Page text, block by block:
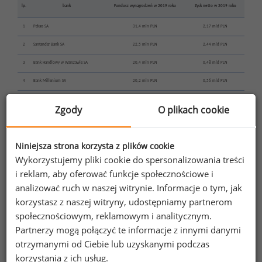
lp. bank Fundusz wynagrodzeń w 2019 roku Zysk netto w 2019 roku
1 Pekao SA 31,4 mln PLN 2,17 mld PLN
2 Santander Bank SA 22,5 mln PLN 2,44 mld PLN
3 Bank Handlowy w Warszawie SA 20,4 mln PLN 0,48 mld PLN
4 Bank Millenium SA 20,2 mln PLN 0,56 mld PLN
banków w 2019 roku”
Prezentowane powyżej informacje to tylko wybrane
dane pochodzące z pełnej wersji raportu Sedlak
Sedlak „Wynagrodzeń członków zarządów banków
w 2019 roku”. W raporcie znajdą Państwo
informacje dotyczące wynagrodzeń w zależności
Zgody O plikach cookie
Niniejsza strona korzysta z plików cookie
Wykorzystujemy pliki cookie do spersonalizowania treści
i reklam, aby oferować funkcje społecznościowe i
analizować ruch w naszej witrynie. Informacje o tym, jak
korzystasz z naszej witryny, udostępniamy partnerom
społecznościowym, reklamowym i analitycznym.
Partnerzy mogą połączyć te informacje z innymi danymi
otrzymanymi od Ciebie lub uzyskanymi podczas
korzystania z ich usług.